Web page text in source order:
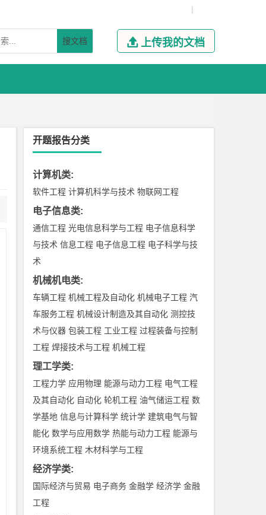
|
搜文档  上传我的文档
开题报告分类
计算机类:
软件工程 计算机科学与技术 物联网工程
电子信息类:
通信工程 光电信息科学与工程 电子信息科学
与技术 信息工程 电子信息工程 电子科学与技
术
机械机电类:
车辆工程 机械工程及自动化 机械电子工程 汽
车服务工程 机械设计制造及其自动化 测控技
术与仪器 包装工程 工业工程 过程装备与控制
工程 焊接技术与工程 机械工程
理工学类:
工程力学 应用物理 能源与动力工程 电气工程
及其自动化 自动化 轮机工程 油气储运工程 数
学基地 信息与计算科学 统计学 建筑电气与智
能化 数学与应用数学 热能与动力工程 能源与
环境系统工程 木材科学与工程
经济学类:
国际经济与贸易 电子商务 金融学 经济学 金融
工程